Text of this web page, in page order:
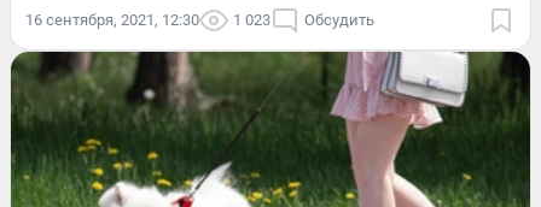
16 сентября, 2021, 12:30 1 023 Обсудить